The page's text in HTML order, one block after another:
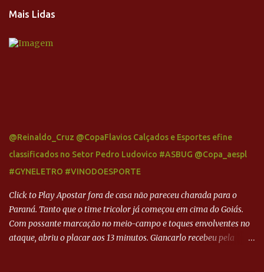
Mais Lidas
@Reinaldo_Cruz @CopaFlavios Calçados e Esportes efine
classificados no Setor Pedro Ludovico #ASBUG @Copa_aespl
#GYNELETRO #VINODOESPORTE
Click to Play Apostar fora de casa não pareceu charada para o
Paraná. Tanto que o time tricolor já começou em cima do Goiás.
Com possante marcação no meio-campo e toques envolventes no
ataque, abriu o placar aos 13 minutos. Giancarlo recebeu pela